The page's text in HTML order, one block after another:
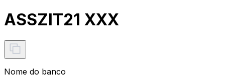
ASSZIT21 XXX
Nome do banco